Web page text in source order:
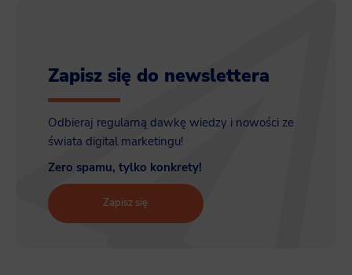
Zapisz się do newslettera
Odbieraj regularną dawkę wiedzy i nowości ze
świata digital marketingu!
Zero spamu, tylko konkrety!
Zapisz się